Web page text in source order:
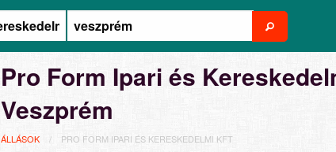
Pro Form Ipari és
Veszprém
ÁLLÁSOK PRO FORM IPARI ÉS KERESKEDELMI KFT